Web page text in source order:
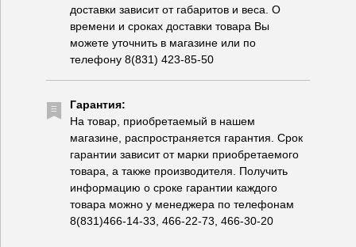
доставки зависит от габаритов и веса. О
времени и сроках доставки товара Вы
можете уточнить в магазине или по
телефону 8(831) 423-85-50
Гарантия:
На товар, приобретаемый в нашем
магазине, распространяется гарантия. Срок
гарантии зависит от марки приобретаемого
товара, а также производителя. Получить
информацию о сроке гарантии каждого
товара можно у менеджера по телефонам
8(831)466-14-33, 466-22-73, 466-30-20